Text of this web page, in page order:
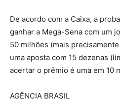
De acordo com a Caixa, a
ganhar a Mega-Sena com um
50 milhões (mais
uma aposta com 15 dezenas
acertar o prêmio é uma em 10
AGÊNCIA BRASIL